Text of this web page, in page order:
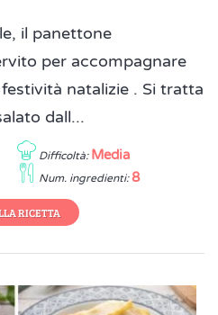
il panettone
per accompagnare
natalizie . Si tratta
dall...
Difficoltà: Media
Num. ingredienti: 8
RICETTA